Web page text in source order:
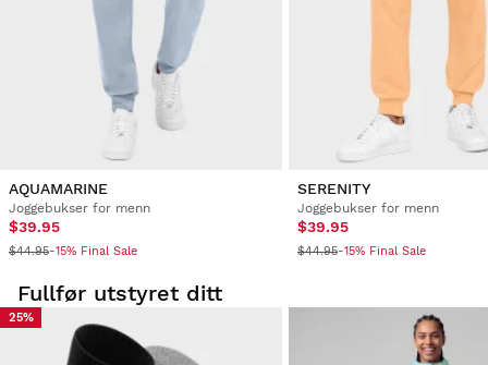
Joggers Siroko Sand M
godt materiale
Var denne anmeldelsen hjelpsom? tre år siden
AQUAMARINE
Joggebukser for menn
$39.95
$44.95-15% Final Sale
SERENITY
Joggebukser for menn
$39.95
$44.95-15% Final Sale
Fullfør utstyret ditt
25%